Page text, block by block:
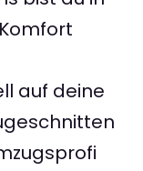
auf deine